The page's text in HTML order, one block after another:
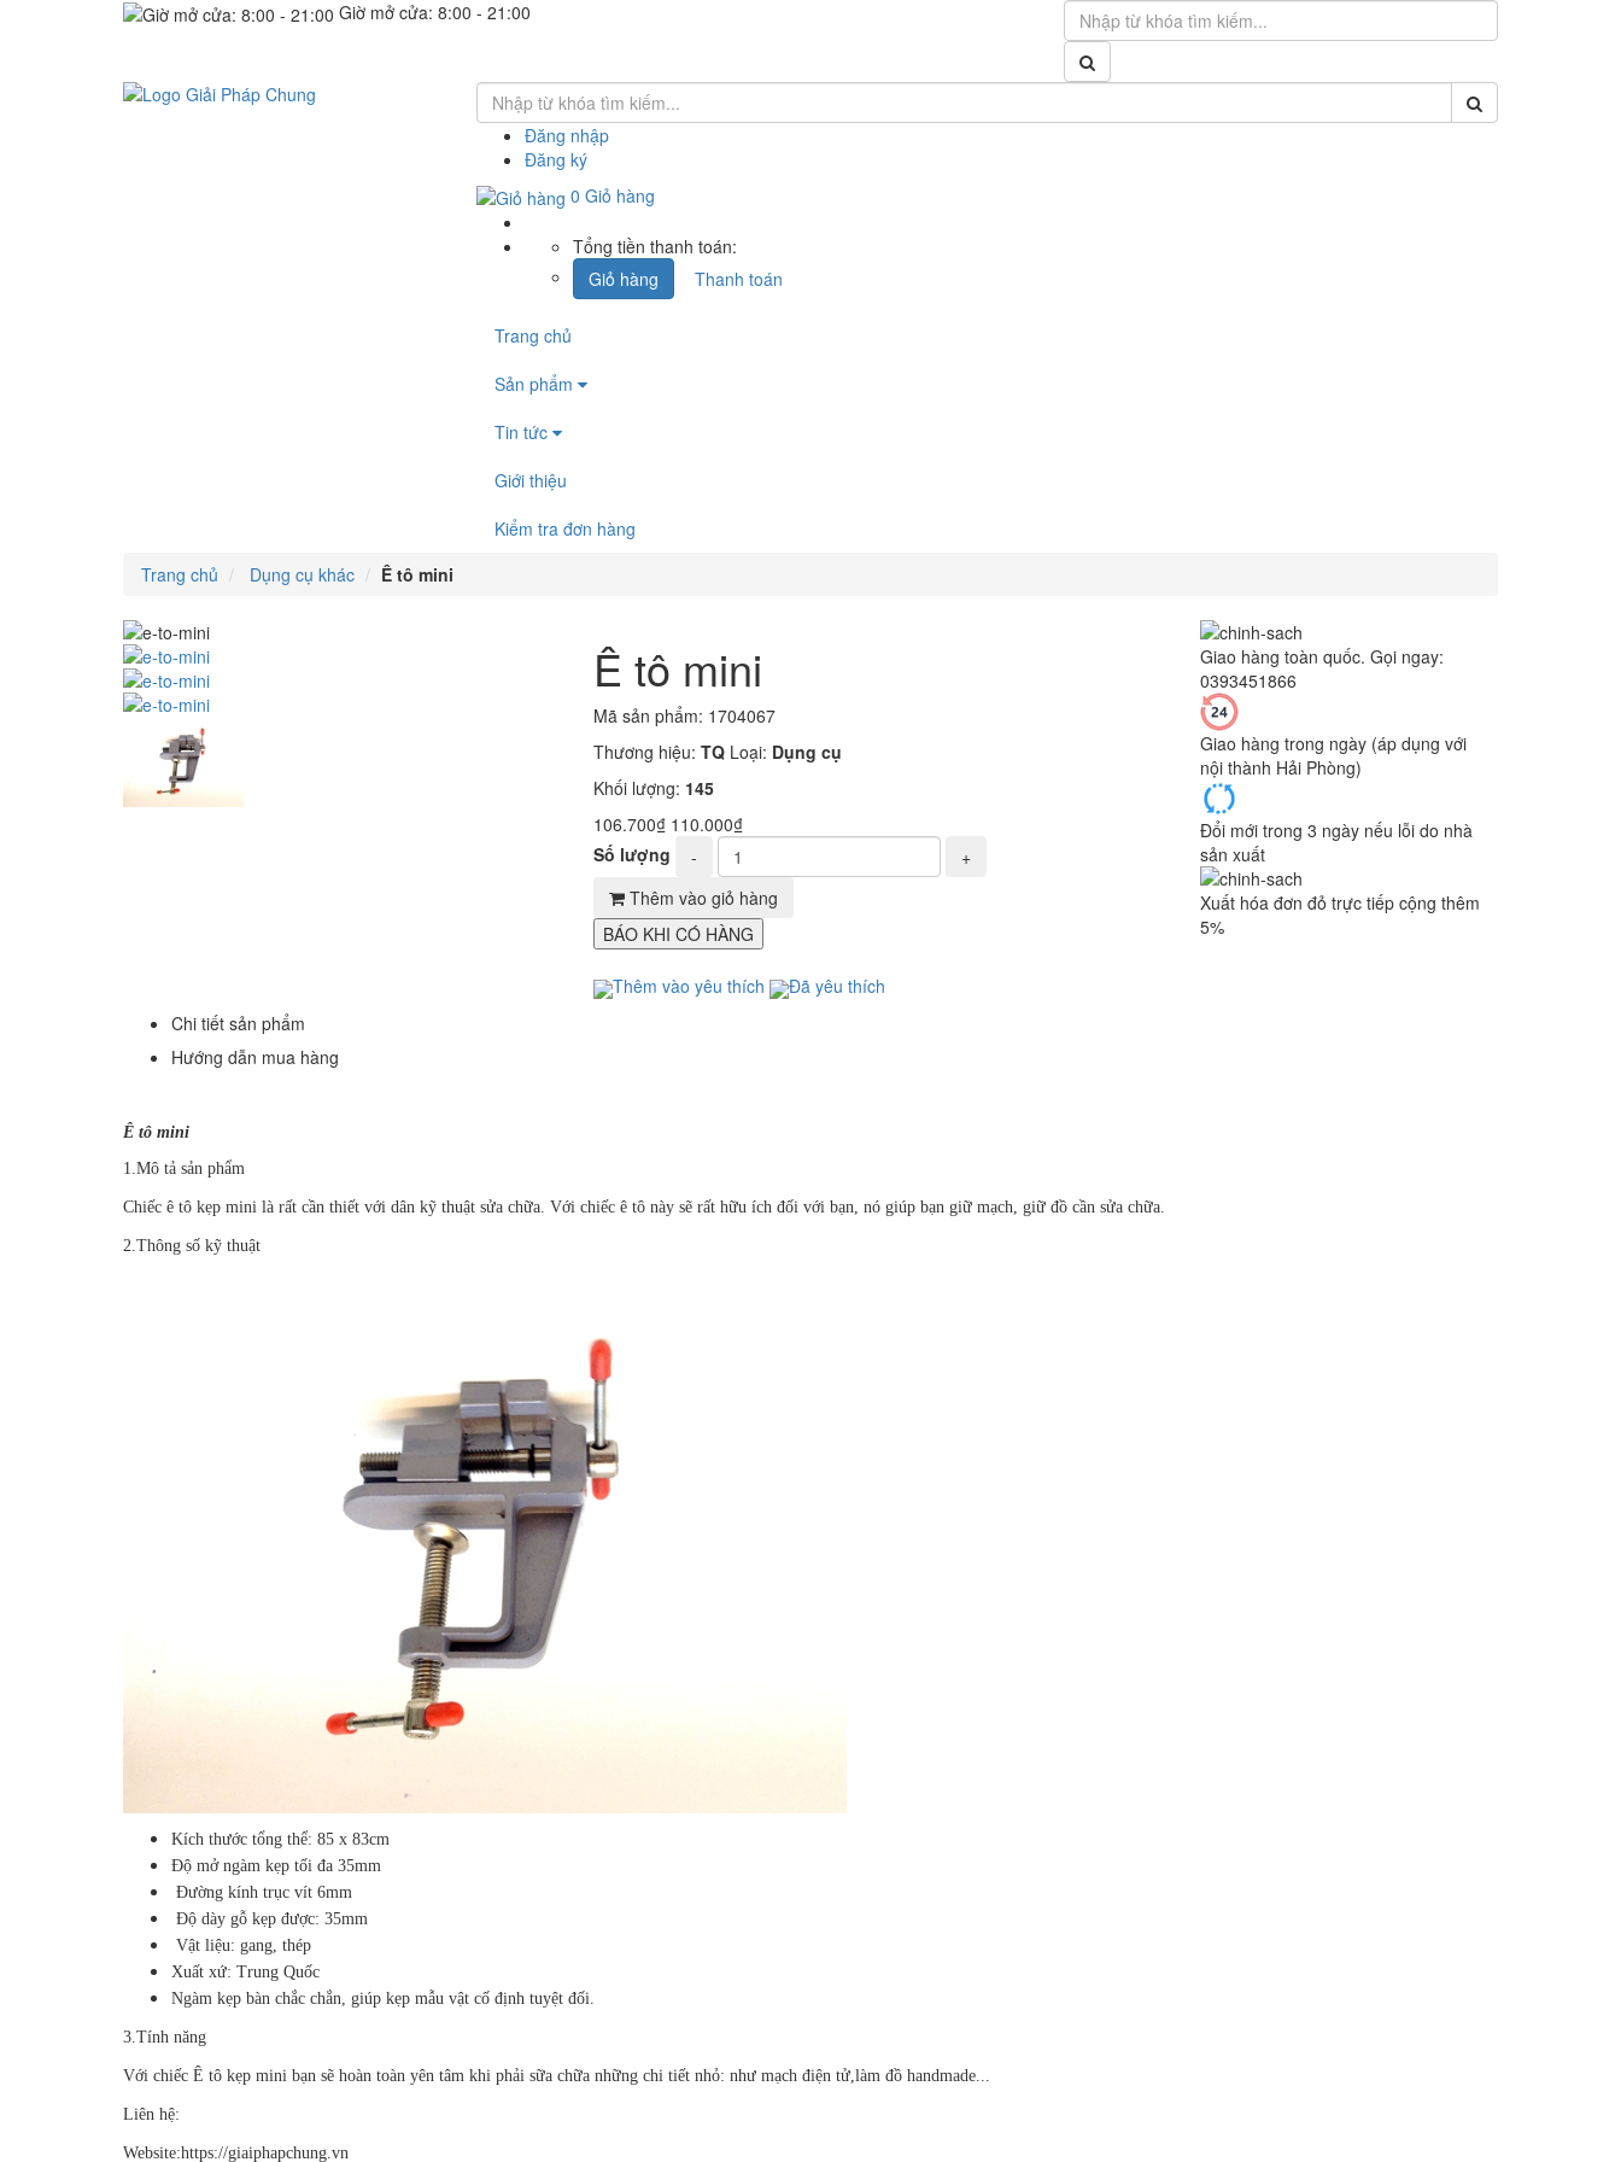
Giờ mở cửa: 8:00 - 21:00
Đăng nhập
Đăng ký
0 Giỏ hàng
Tổng tiền thanh toán:
Giỏ hàng
Thanh toán
Trang chủ
Sản phẩm
Tin tức
Giới thiệu
Kiểm tra đơn hàng
Trang chủ
Dụng cụ khác Ê tô mini
Ê tô mini
Mã sản phẩm: 1704067
Thương hiệu: TQ Loại: Dụng cụ
Khối lượng: 145
106.700₫ 110.000₫
Số lượng
-
+
Thêm vào giỏ hàng
BÁO KHI CÓ HÀNG
Thêm vào yêu thích Đã yêu thích
Giao hàng toàn quốc. Gọi ngay:
0393451866
Giao hàng trong ngày (áp dụng với
nội thành Hải Phòng)
Đổi mới trong 3 ngày nếu lỗi do nhà
sản xuất
Xuất hóa đơn đỏ trực tiếp cộng thêm
5%
Chi tiết sản phẩm
Hướng dẫn mua hàng
Ê tô mini
1.Mô tả sản phẩm
Chiếc ê tô kẹp mini là rất cần thiết với dân kỹ thuật sửa chữa. Với chiếc ê tô này sẽ rất hữu ích đối với bạn, nó giúp bạn giữ mạch, giữ đồ cần sửa chữa.
2.Thông số kỹ thuật
Kích thước tổng thể: 85 x 83cm
Độ mở ngàm kẹp tối đa 35mm
Đường kính trục vít 6mm
Độ dày gỗ kẹp được: 35mm
Vật liệu: gang, thép
Xuất xứ: Trung Quốc
Ngàm kẹp bàn chắc chắn, giúp kẹp mẫu vật cố định tuyệt đối.
3.Tính năng
Với chiếc Ê tô kẹp mini bạn sẽ hoàn toàn yên tâm khi phải sữa chữa những chi tiết nhỏ: như mạch điện tử,làm đồ handmade...
Liên hệ:
Website:https://giaiphapchung.vn